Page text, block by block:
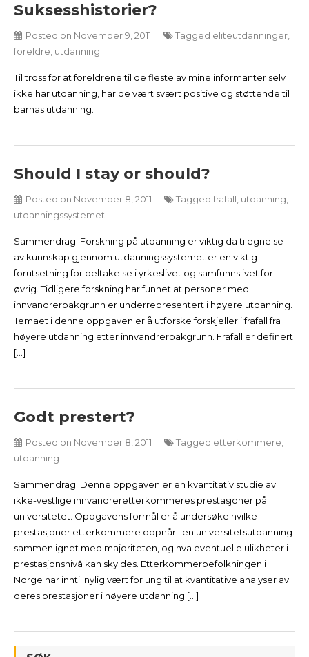
Suksesshistorier?
Posted on November 9, 2011 Tagged eliteutdanninger
foreldre utdanning
Til tross for at foreldrene til de fleste av mine informanter selv
ikke har utdanning, har de vært svært positive og støttende til
barnas utdanning.
Should I stay or should?
Posted on November 8, 2011 Tagged frafall utdanning
utdanningssystemet
Sammendrag: Forskning på utdanning er viktig da tilegnelse
av kunnskap gjennom utdanningssystemet er en viktig
forutsetning for deltakelse i yrkeslivet og samfunnslivet for
øvrig. Tidligere forskning har funnet at personer med
innvandrerbakgrunn er underrepresentert i høyere utdanning.
Temaet i denne oppgaven er å utforske forskjeller i frafall fra
høyere utdanning etter innvandrerbakgrunn. Frafall er definert
[…]
Godt prestert?
Posted on November 8, 2011 Tagged etterkommere
utdanning
Sammendrag: Denne oppgaven er en kvantitativ studie av
ikke-vestlige innvandreretterkommeres prestasjoner på
universitetet. Oppgavens formål er å undersøke hvilke
prestasjoner etterkommere oppnår i en universitetsutdanning
sammenlignet med majoriteten, og hva eventuelle ulikheter i
prestasjonsnivå kan skyldes. Etterkommerbefolkningen i
Norge har inntil nylig vært for ung til at kvantitative analyser av
deres prestasjoner i høyere utdanning […]